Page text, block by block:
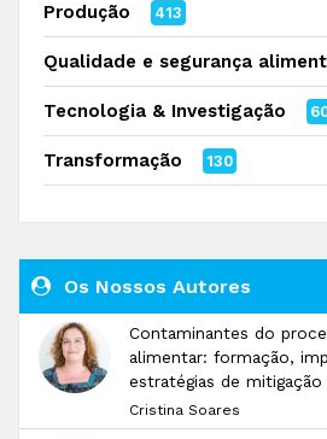
Produção 413
Qualidade e segurança
Tecnologia & Investigação
Transformação 130
Os Nossos Autores
Contaminantes do
alimentar: formação,
estratégias de mitigação
Cristina Soares